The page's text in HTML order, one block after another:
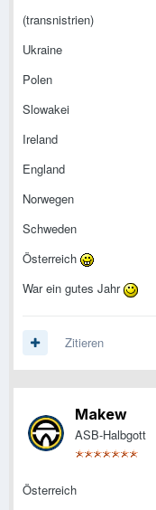
(transnistrien)
Ukraine
Polen
Slowakei
Ireland
England
Norwegen
Schweden
Österreich
War ein gutes Jahr
Zitieren
Makew
ASB-Halbgott
Österreich